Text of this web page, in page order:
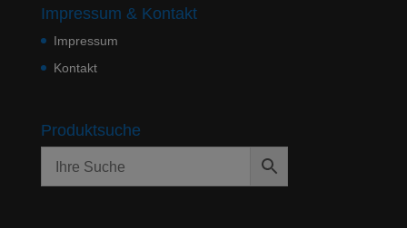
Impressum & Kontakt
Impressum
Kontakt
Produktsuche